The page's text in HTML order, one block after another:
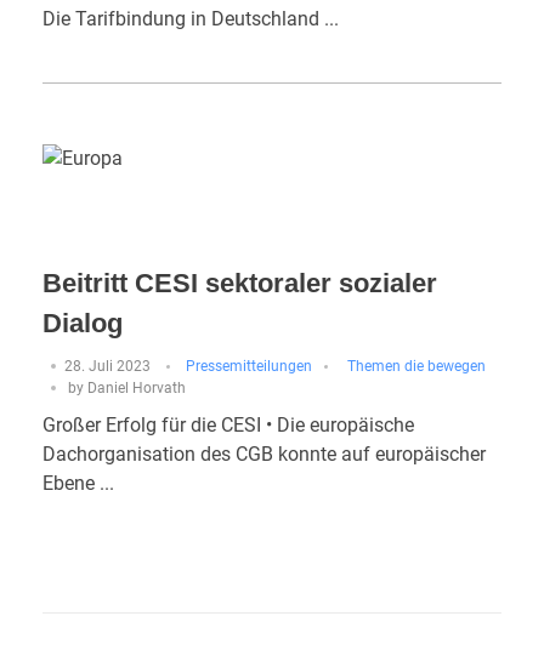
Die Tarifbindung in Deutschland ...
Beitritt CESI sektoraler sozialer
Dialog
28. Juli 2023 Pressemitteilungen
Themen die bewegen
by Daniel Horvath
Großer Erfolg für die CESI • Die europäische
Dachorganisation des CGB konnte auf europäischer
Ebene ...